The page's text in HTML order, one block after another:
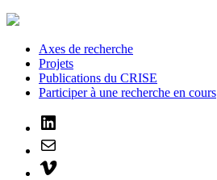
Axes de recherche
Projets
Publications du CRISE
Participer à une recherche en cours